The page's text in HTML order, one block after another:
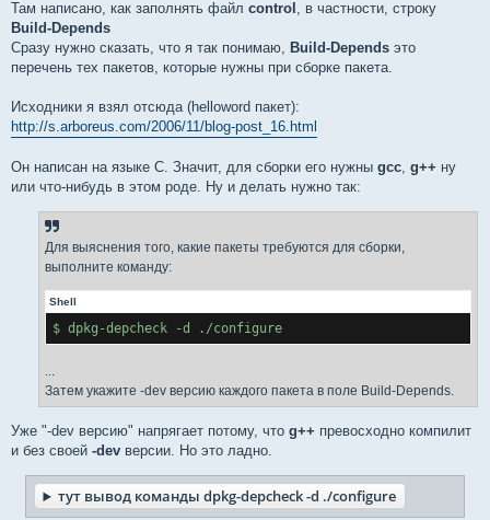
и
е
Там написано, как заполнять файл control , в частности, строку
Build-Depends
Сразу нужно сказать, что я так понимаю, Build-Depends это
перечень тех пакетов, которые нужны при сборке пакета.
Исходники я взял отсюда (helloword пакет):
http://s.arboreus.com/2006/11/blog-post_16.html
Он написан на языке С. Значит, для сборки его нужны gcc, g++ ну
или что-нибудь в этом роде. Ну и делать нужно так:
Для выяснения того, какие пакеты требуются для сборки,
выполните команду:
Shell
$ dpkg-depcheck -d ./configure
...
Затем укажите -dev версию каждого пакета в поле Build-Depends.
Уже "-dev версию" напрягает потому, что g++ превосходно компилит
и без своей -dev версии. Но это ладно.
тут вывод команды dpkg-depcheck -d ./configure